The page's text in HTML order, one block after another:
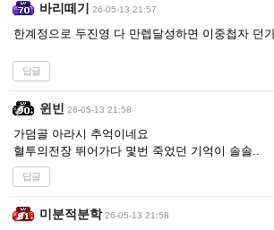
바리떼기 26-05-13 21:57
한계정으로 두진영 다 만렙달성하면 이중첩자 던
답글
윈빈 26-05-13 21:58
가덤골 아라시 추억이네요
혈투의전장 뛰어가다 몇번 죽었던 기억이 솔솔..
답글
미분적분학 26-05-13 21:58